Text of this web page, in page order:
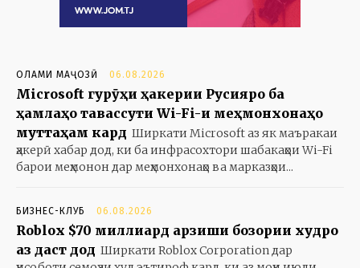
ОЛАМИ МАҶОЗӢ 06.08.2026
Microsoft гурӯҳи ҳакерии Русияро ба
ҳамлаҳо тавассути Wi-Fi-и меҳмонхонаҳо
муттаҳам кард Ширкати Microsoft аз як маъракаи
ҳакерӣ хабар дод, ки ба инфрасохтори шабакаҳои Wi-Fi
барои меҳмонон дар меҳмонхонаҳо ва марказҳои...
БИЗНЕС-КЛУБ 06.08.2026
Roblox $70 миллиард арзиши бозории худро
аз даст дод Ширкати Roblox Corporation дар